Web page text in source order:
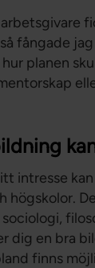
fångade
planen
intresse
högskolor.
sociologi,
dig en bra
finns